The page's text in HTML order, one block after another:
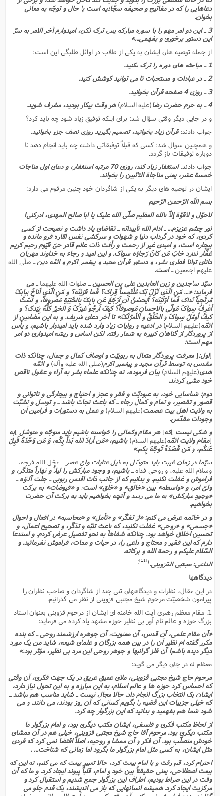
دعاهایى را که در مفاتیح و صحیفه سجّادیه است با حال و توجّه به معانى
بخوان.
3 ـ این دو امر مهم را با سوره مبارکه یس ترک نکن، امیدوارم آخر الامر به سرّ
این دستور برخورى و بفهمى...»
از جمله توصیه هاى ایشان به یکى از طلاب در اوائل طلبگى این است:
1 ـ مباحثه هاى دوره را ترک نکنید.
2 ـ در عبادات و مستحبات تا مى توانید کوشش کنید.
3 ـ روزى 4 صفحه قرآن بخوانید.
4 ـ به حرم حضرت رضا
(علیه السلام)هر وقت بیکار بودید، مشرف شوید.
و در جایى دیگر وقتى سؤال شد: براى اینکه توفیق زیاد شود چه باید کرد؟
جواب دادند:قرآن زیاد بخوانید، تصمیم بگیرید روزى نصف جزو بخوانید.
و همچنین سؤال شد: کسى که قبلاً توفیقاتى داشته چه باید انجام دهد تا
دوباره توفیقات باز گردد.
جواب دادند:
استغفار زیاد کند، روزى 70 مرتبه استغفار، و دعاى اول مناجات
خمسة عشر، یعنى مناجاة التائبین را بخواند.
ایشان در توصیه هاى دیگر به یکى از شاگردان خود چنین مرقوم مى دارد:
بسم اللّه الرّحمن الرّحیم
لاحوّل و لاقوّة إلاّ بالله العظیم صلّى الله علیک یا ابا صالح المهدى، ادرکنى!
نور چشم عزیزم... ـ ادام الله تأییداته ـ تقاضاى یاد داشت و نصیحت از کسى
کردى، که خود در گرداب دنیا و شهوات و سرکشى نفس امّاره فرو مانده و
بیچاره است، و امیدى غیر از رحمت و رأفت ذات عالم قادر حىّ قیّوم رحیم کریم
غفّار ندارد خابَ مَن کانَ رَجاؤه سواک. و این امید و رجاء به خداوند مهربان
داناى توانا فطرى بشر، و دستور قرآن مجید و پیغمبر اکرم و ائمّه دین ـصلّى الله
علیهم اجمعینـ است.
سیّد ساجدین و زین العابدین على بن الحسین ـصلوات الله علیهماـ مى
فرماید: «... مَنِ الّذی نَزَلَ بَک مُلْتَمِساً قِراک؟ فَما قرَیْتَه؟ و مَنِ الّذی اَناخَ ببابکَ
مُرتَجیاً نَداک فَما أوْلَیْتَه؟ اَیَحسُنُ اَن اَرْجَعَ عَن بابِکَ بِالخَیْبَةِ مَصروفاً، و لَسْتُ
أعْرِفُ سِواکَ مَولّى بالاحسانِ مَوصوفاً؟ کیفَ اَرجُو غیرَکَ وَ الخیرُ کلُّهُ بِیَدک؟ و
کیفَ أومّلُ سِواکَ و الخَلْقُ و الأمرُلَکَ» تا آخر دعاى شریف. و به این مضامین از
ائمّه(علیهم السلام)در ادعیه و روایات زیاد وارد شده باید امیدوار باشیم، و یأس
از پروردگار از گناهان کبیره به شمار رفته. لکن اساس و ریشه امیدوارى دو امر
مهم است:
اول:[معرفت پروردگار متعال به ربوبیّت و اوصاف کمال و جمال، چنانکه ذات
مقدس به توسط قرآن مجید و پیغمبر اکرم(صلى الله علیه وآله)و ائمّه
هدى(علیهم السلام)بیان فرموده، نه چنانکه علماء بشر به آراء و عقول ناقص
خود مشى کردند.
دوم: شناسایى خود، به عبودیّت و فقر و عجز و احتیاج و بیچارگى و ناتوانى و
قصور و تقصیر، و تمام و کمال رجاء ـ که باعث نجات باشد ـ و توسل و تشبّت
به ولایت اهل بیت عصمت(علیهم السلام)و عمل به دستورات و فرامین آن
وجودات مقدّس.
و شکى نیست که[هر مقام وکمالى را خواسته باشیم باید متوجّه و متوسّل] به
مقام ولایت ائمّه(علیهم السلام)باشیم، «مَن أرادَ الله بَدأَ بِکُم، وَ مَن وَحّدَهُ قَبِلَ
عَنکُم، و مَن قَصَدَهُ تَوجّهَ بِکم.»
سیّما در زمان غیبت باید متوسّل به ذیل عنایات ولىّ عصر ـعجّل الله فرجه،
وسلام الله علیه، و روحى فداهـ باشیم، و وجود مبارکش را لیلاً و نهاراً متذکّر، و
فراموش و غفلت نکنیم. و بدانیم که از جانب ذات اقدس ربوبى ـ جلت آلاؤه ـ
ولىّ امر، و «واسطه» بین «خالق» و «خلق» است، و «فیوضات» به برکت
«وجودِ مبارکش» به ما مى رسد و آنچه بخواهیم باید به برکت آن حضرت
بخواهیم.
و در خاتمه عرض مى کنم: «از تفکّر» و «تأمل» و «محاسبه» در افعال و احوال
«جسمى» و «روحى» غفلت نکنید، که باعث تنبّه و تذکّر، و تصحیح اعمال، و
تحسین اخلاق خواهد بود. چنانکه شفاهاً به نحو تفصیل عرض کردم. و استدعا
دارم که این فقیر و محتاج و داعى را، در حیات و ممات، فراموش نفرمائید. و
السّلام علیکم و رحمة الله و برکاته.
الداعى: مجتبى القزوینى. [11]
)
دیدگاهها
در این مقال، نظرات و دیدگاههاى تنى چند از شاگردان و صاحب نظران را
پیرامون شخصیّت مرحوم شیخ مجتبى قزوینى از نظر مى گذرانیم.
1. مقام معظم رهبرى آیت الله خامنه اى ایشان از مرحوم قزوینى بعنوان استاد
بزرگ حوزه و عالم نام آور بى نظیر حوزه مشهد یاد کرده مى فرماید:
«آن مقام علمى، آن قدس، آن معنویت، آن جوهره ارزشمند روحى ـ که بنده
مکرر گفته ام نظیر آن را در بین همه بزرگان و علماى شیعه، شاید من یک مورد
دیگر دیده باشم! آن فلز گرانبها و جوهر روحى این مرد بى نظیر، مؤثر بود.»
معظم له در جاى دیگر مى گوید:
مرحوم حاج شیخ مجتبى قزوینى، ملاى عمیق عریق در یک جهت فکرى، آن وقتى
که احساس کرد حوزه ها و عالم اسلام، به این مبارزه و به این تحول نیاز دارد،
ایشان یک انتخاب بزرگ انجام داد. حالا مجال نیست ـ شاید مناسب هم نباشد ـ
که خیلى جزییات این قضیه را بگویم کسانى که آن روز بودند، مى دانند. و مى
شود شما هم بفهمید و بدانید که این بزرگوار چه کرد.
از لحاظ مکتب فکرى و فلسفى، ایشان مکتب دیگرى بود، و امام بزرگوار ما
مکتب دیگرى بود. مرحوم آقا حاج شیخ مجتبى قزوینى، خیلى هم در آن ممشاى
خودش متصلّب بود. آن فکر و آن ممشا و روحیه، اصلاً اقتضا نمى کرد که فردى
مثل ایشان، به کسى مثل امام بزرگوار ما بگرود اما زمانى که شناخت... .
احترام کرد، قم رفت و با امام بیعت کرد، حالا تعبیر بیعت که مى کنم، نه این که
بیعت اصطلاحى، یعنى حقیقتاً بین خود و امام، قلباً پیوند ایجاد کرد. و ما که آن
وقت در این صراط بودیم، اطراف این بزرگوار جمع شدیم و استقبال کرد و
مرکزیت ایجاد کرد. همیشه انسانهایى که باز مى اندیشند، یک قدم جلو مى